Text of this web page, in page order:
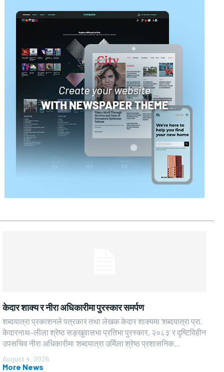
केदार शाक्य र नीरा अधिकारीमा पुरस्कार समर्पण
शब्दयात्रा प्रकाशनले पत्रकार तथा लेखक केदार शाक्यमा ‘शब्दयात्रा प्रा.
केदारनाथ–लीला श्रेष्ठ सङ्खुवासभा प्रतिभा पुरस्कार, २०८३’ र दृष्टिविहीन
उपसचिव नीरा अधिकारीमा ‘शब्दयात्रा उर्मिला श्रेष्ठ प्रशासनिक...
August 4, 2026
More News